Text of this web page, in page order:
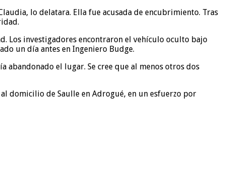
lo delatara. Ella fue acusada de encubrimiento. Tras
Los investigadores encontraron el vehículo oculto bajo
un día antes en Ingeniero Budge.
abandonado el lugar. Se cree que al menos otros dos
domicilio de Saulle en Adrogué, en un esfuerzo por